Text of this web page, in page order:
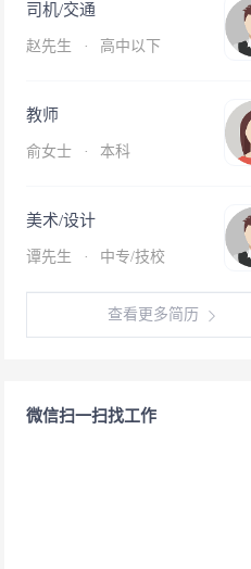
司机/交通
赵先生 · 高中以下
教师
俞女士 · 本科
美术/设计
谭先生 · 中专/技校
查看更多简历
微信扫一扫找工作